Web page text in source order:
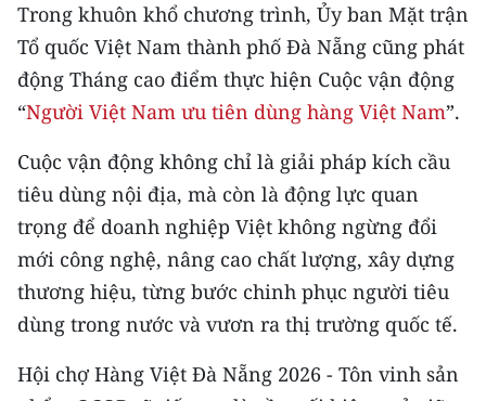
Media Y tế
Media Khoa học - Công nghệ
Ảnh
Infographic
TIN MỚI
Trong khuôn khổ chương trình, Ủy ban Mặt trận
Tổ quốc Việt Nam thành phố Đà Nẵng cũng phát
động Tháng cao điểm thực hiện Cuộc vận động
“Người Việt Nam ưu tiên dùng hàng Việt Nam”.
Cuộc vận động không chỉ là giải pháp kích cầu
tiêu dùng nội địa, mà còn là động lực quan
trọng để doanh nghiệp Việt không ngừng đổi
mới công nghệ, nâng cao chất lượng, xây dựng
thương hiệu, từng bước chinh phục người tiêu
dùng trong nước và vươn ra thị trường quốc tế.
Hội chợ Hàng Việt Đà Nẵng 2026 - Tôn vinh sản